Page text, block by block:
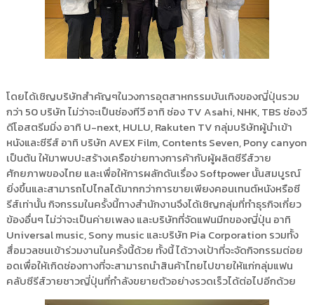
โดยได้เชิญบริษัทสำคัญๆในวงการอุตสาหกรรมบันเทิงของญี่ปุ่นรวม
กว่า 50 บริษัท ไม่ว่าจะเป็นช่องทีวี อาทิ ช่อง TV Asahi, NHK, TBS ช่องวี
ดีโอสตรีมมิ่ง อาทิ U-next, HULU, Rakuten TV กลุ่มบริษัทผู้นำเข้า
หนังและซีรีส์ อาทิ บริษัท AVEX Film, Contents Seven, Pony canyon
เป็นต้น ให้มาพบปะสร้างเครือข่ายทางการค้ากับผู้ผลิตซีรีส์วาย
ศักยภาพของไทย และเพื่อให้การผลักดันเรื่อง Softpower นั้นสมบูรณ์
ยิ่งขึ้นและสามารถไปไกลได้มากกว่าการขายเพียงคอนเทนต์หนังหรือซี
รีส์เท่านั้น กิจกรรมในครั้งนี้ทางสำนักงานจึงได้เชิญกลุ่มที่ทำธุรกิจเกี่ยว
ข้องอื่นๆ ไม่ว่าจะเป็นค่ายเพลง และบริษัทที่จัดแฟนมีทของญี่ปุ่น อาทิ
Universal music, Sony music และบริษัท Pia Corporation รวมทั้ง
สื่อมวลชนเข้าร่วมงานในครั้งนี้ด้วย ทั้งนี้ ได้วางเป้าที่จะจัดกิจกรรมต่อย
อดเพื่อให้เกิดช่องทางที่จะสามารถนำสินค้าไทยไปขายให้แก่กลุ่มแฟน
คลับซีรีส์วายชาวญี่ปุ่นที่กำลังขยายตัวอย่างรวดเร็วได้ต่อไปอีกด้วย